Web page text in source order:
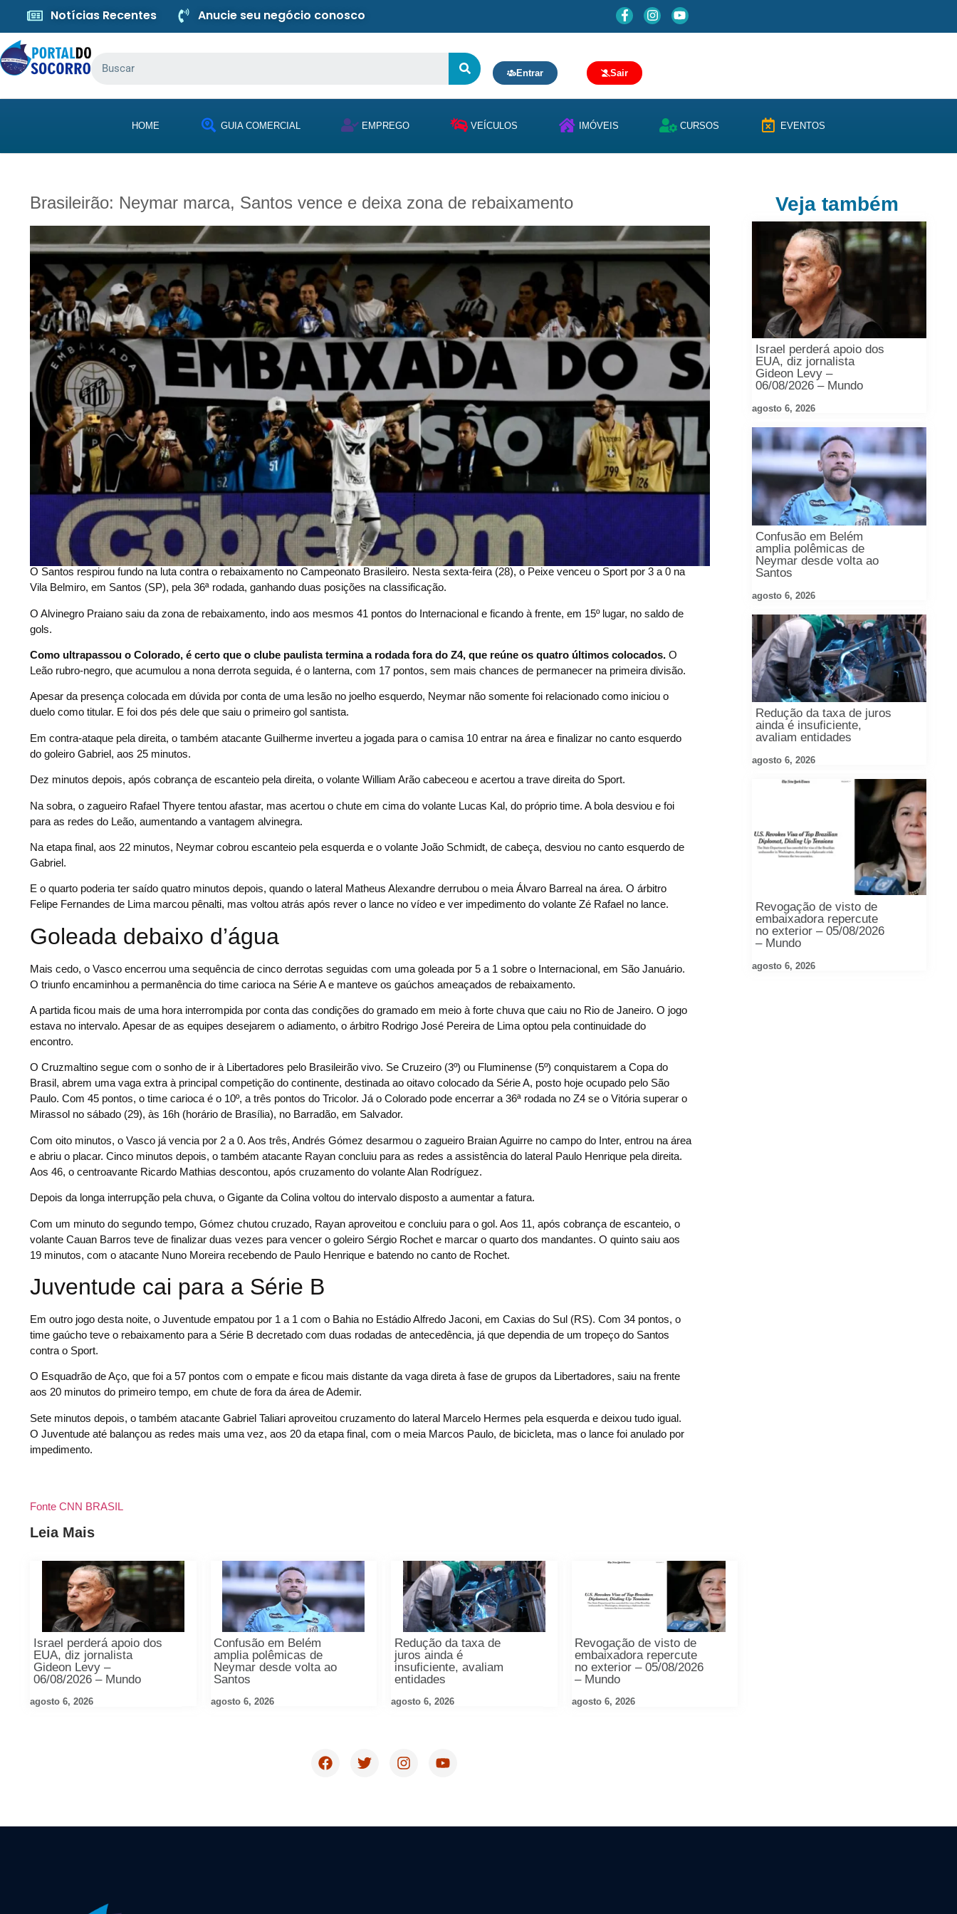
Notícias Recentes Anucie seu negócio conosco
Entrar Sair
HOME GUIA COMERCIAL EMPREGO VEÍCULOS IMÓVEIS CURSOS EVENTOS
Brasileirão: Neymar marca, Santos vence e deixa zona de rebaixamento
O Santos respirou fundo na luta contra o rebaixamento no Campeonato Brasileiro. Nesta sexta-feira (28), o Peixe venceu o Sport por 3 a 0 na
Vila Belmiro, em Santos (SP), pela 36ª rodada, ganhando duas posições na classificação.
O Alvinegro Praiano saiu da zona de rebaixamento, indo aos mesmos 41 pontos do Internacional e ficando à frente, em 15º lugar, no saldo de
gols.
Como ultrapassou o Colorado, é certo que o clube paulista termina a rodada fora do Z4, que reúne os quatro últimos colocados. O
Leão rubro-negro, que acumulou a nona derrota seguida, é o lanterna, com 17 pontos, sem mais chances de permanecer na primeira divisão.
Apesar da presença colocada em dúvida por conta de uma lesão no joelho esquerdo, Neymar não somente foi relacionado como iniciou o
duelo como titular. E foi dos pés dele que saiu o primeiro gol santista.
Em contra-ataque pela direita, o também atacante Guilherme inverteu a jogada para o camisa 10 entrar na área e finalizar no canto esquerdo
do goleiro Gabriel, aos 25 minutos.
Dez minutos depois, após cobrança de escanteio pela direita, o volante William Arão cabeceou e acertou a trave direita do Sport.
Na sobra, o zagueiro Rafael Thyere tentou afastar, mas acertou o chute em cima do volante Lucas Kal, do próprio time. A bola desviou e foi
para as redes do Leão, aumentando a vantagem alvinegra.
Na etapa final, aos 22 minutos, Neymar cobrou escanteio pela esquerda e o volante João Schmidt, de cabeça, desviou no canto esquerdo de
Gabriel.
E o quarto poderia ter saído quatro minutos depois, quando o lateral Matheus Alexandre derrubou o meia Álvaro Barreal na área. O árbitro
Felipe Fernandes de Lima marcou pênalti, mas voltou atrás após rever o lance no vídeo e ver impedimento do volante Zé Rafael no lance.
Goleada debaixo d’água
Mais cedo, o Vasco encerrou uma sequência de cinco derrotas seguidas com uma goleada por 5 a 1 sobre o Internacional, em São Januário.
O triunfo encaminhou a permanência do time carioca na Série A e manteve os gaúchos ameaçados de rebaixamento.
A partida ficou mais de uma hora interrompida por conta das condições do gramado em meio à forte chuva que caiu no Rio de Janeiro. O jogo
estava no intervalo. Apesar de as equipes desejarem o adiamento, o árbitro Rodrigo José Pereira de Lima optou pela continuidade do
encontro.
O Cruzmaltino segue com o sonho de ir à Libertadores pelo Brasileirão vivo. Se Cruzeiro (3º) ou Fluminense (5º) conquistarem a Copa do
Brasil, abrem uma vaga extra à principal competição do continente, destinada ao oitavo colocado da Série A, posto hoje ocupado pelo São
Paulo. Com 45 pontos, o time carioca é o 10º, a três pontos do Tricolor. Já o Colorado pode encerrar a 36ª rodada no Z4 se o Vitória superar o
Mirassol no sábado (29), às 16h (horário de Brasília), no Barradão, em Salvador.
Com oito minutos, o Vasco já vencia por 2 a 0. Aos três, Andrés Gómez desarmou o zagueiro Braian Aguirre no campo do Inter, entrou na área
e abriu o placar. Cinco minutos depois, o também atacante Rayan concluiu para as redes a assistência do lateral Paulo Henrique pela direita.
Aos 46, o centroavante Ricardo Mathias descontou, após cruzamento do volante Alan Rodríguez.
Depois da longa interrupção pela chuva, o Gigante da Colina voltou do intervalo disposto a aumentar a fatura.
Com um minuto do segundo tempo, Gómez chutou cruzado, Rayan aproveitou e concluiu para o gol. Aos 11, após cobrança de escanteio, o
volante Cauan Barros teve de finalizar duas vezes para vencer o goleiro Sérgio Rochet e marcar o quarto dos mandantes. O quinto saiu aos
19 minutos, com o atacante Nuno Moreira recebendo de Paulo Henrique e batendo no canto de Rochet.
Juventude cai para a Série B
Em outro jogo desta noite, o Juventude empatou por 1 a 1 com o Bahia no Estádio Alfredo Jaconi, em Caxias do Sul (RS). Com 34 pontos, o
time gaúcho teve o rebaixamento para a Série B decretado com duas rodadas de antecedência, já que dependia de um tropeço do Santos
contra o Sport.
O Esquadrão de Aço, que foi a 57 pontos com o empate e ficou mais distante da vaga direta à fase de grupos da Libertadores, saiu na frente
aos 20 minutos do primeiro tempo, em chute de fora da área de Ademir.
Sete minutos depois, o também atacante Gabriel Taliari aproveitou cruzamento do lateral Marcelo Hermes pela esquerda e deixou tudo igual.
O Juventude até balançou as redes mais uma vez, aos 20 da etapa final, com o meia Marcos Paulo, de bicicleta, mas o lance foi anulado por
impedimento.
Fonte CNN BRASIL
Leia Mais
Israel perderá apoio dos
EUA, diz jornalista
Gideon Levy –
06/08/2026 – Mundo
agosto 6, 2026
Confusão em Belém
amplia polêmicas de
Neymar desde volta ao
Santos
agosto 6, 2026
Redução da taxa de
juros ainda é
insuficiente, avaliam
entidades
agosto 6, 2026
Revogação de visto de
embaixadora repercute
no exterior – 05/08/2026
– Mundo
agosto 6, 2026
Veja também
Israel perderá apoio dos
EUA, diz jornalista
Gideon Levy –
06/08/2026 – Mundo
agosto 6, 2026
Confusão em Belém
amplia polêmicas de
Neymar desde volta ao
Santos
agosto 6, 2026
Redução da taxa de juros
ainda é insuficiente,
avaliam entidades
agosto 6, 2026
Revogação de visto de
embaixadora repercute
no exterior – 05/08/2026
– Mundo
agosto 6, 2026